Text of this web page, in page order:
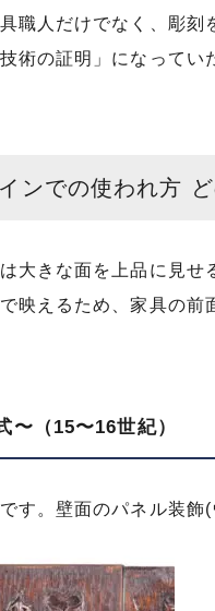
職人だけでなく、彫刻
術の証明」になってい
ンでの使われ方
大きな面を上品に見せ
映えるため、家具の前
〜（15〜16世紀）
す。壁面のパネル装飾